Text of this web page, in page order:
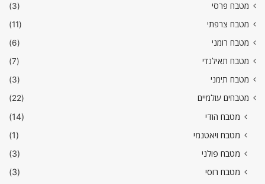
מטבח פרסי
(3)
מטבח צרפתי
(11)
מטבח רומני
(6)
מטבח תאילנדי
(7)
מטבח תימני
(3)
מטבחים עולמיים
(22)
מטבח הודי
(14)
מטבח ויאטנמי
(1)
מטבח פולני
(3)
מטבח רוסי
(3)